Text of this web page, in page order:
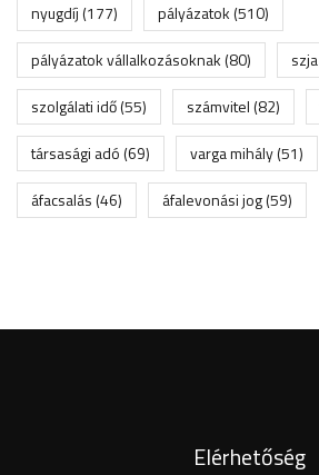
nyugdíj(177) pályázatok(510)
pályázatok vállalkozásoknak(80) szja
szolgálati idő(55) számvitel(82)
társasági adó(69) varga mihály(51)
áfacsalás(46) áfalevonási jog(59)
Elérhetőség